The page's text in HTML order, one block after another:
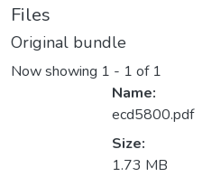
Files
Original bundle
Now showing 1 - 1 of 1
Name:
ecd5800.pdf
Size:
1.73 MB